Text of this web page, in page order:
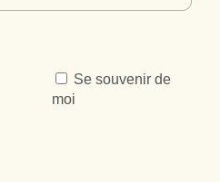
Se souvenir de
moi